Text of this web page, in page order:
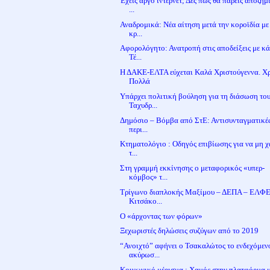
Αναδρομικά: Νέα αίτηση μετά την κοροϊδία με
κρ...
Αφορολόγητο: Ανατροπή στις αποδείξεις με
Τέ...
Η ΔΑΚΕ-ΕΛΤΑ εύχεται Καλά Χριστούγεννα.
Πολλά
Υπάρχει πολιτική βούληση για τη διάσωση του
Ταχυδρ...
Δημόσιο – Βόμβα από ΣτΕ:
περι...
Κτηματολόγιο : Οδηγός επιβίωσης για να μη
τ...
Στη γραμμή εκκίνησης ο μεταφορικός «υπερ-
κόμβος» τ...
Τρίγωνο διαπλοκής Μαξίμου – ΔΕΠΑ –
Κιτσάκο...
Ο «άρχοντας των φόρων»
Ξεχωριστές δηλώσεις συζύγων από το 2019
“Ανοιχτό” αφήνει ο Τσακαλώτος το
ακύρωσ...